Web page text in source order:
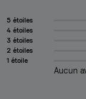
5 étoiles
4 étoiles
3 étoiles
2 étoiles
1 étoile
Aucun